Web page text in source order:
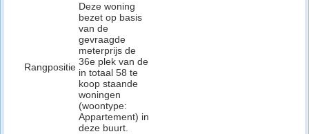
Rangpositie
Deze woning
bezet op basis
van de
gevraagde
meterprijs de
36e plek van de
in totaal 58 te
koop staande
woningen
(woontype:
Appartement) in
deze buurt.